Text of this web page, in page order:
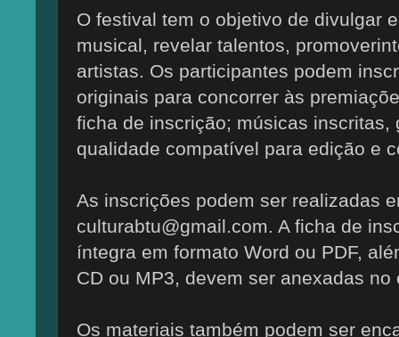
O festival tem o objetivo de divulgar
musical, revelar talentos,
artistas. Os participantes podem
originais para concorrer às
ficha de inscrição; músicas inscritas,
qualidade compatível para edição e
As inscrições podem ser realizadas
culturabtu@gmail.com. A ficha de
íntegra em formato Word ou PDF,
CD ou MP3, devem ser anexadas no
Os materiais também podem ser